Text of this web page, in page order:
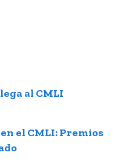
al CMLI
el CMLI: Premios